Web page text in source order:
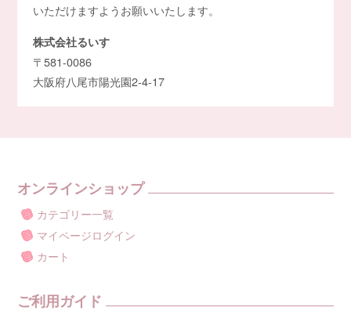
いただけますようお願いいたします。
株式会社るいす
〒581-0086
大阪府八尾市陽光園2-4-17
オンラインショップ
カテゴリー一覧
マイページログイン
カート
ご利用ガイド